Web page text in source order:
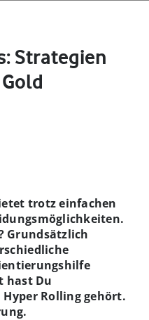
Strategien
trotz einfachen
Grundsätzlich
hast Du
Rolling gehört.